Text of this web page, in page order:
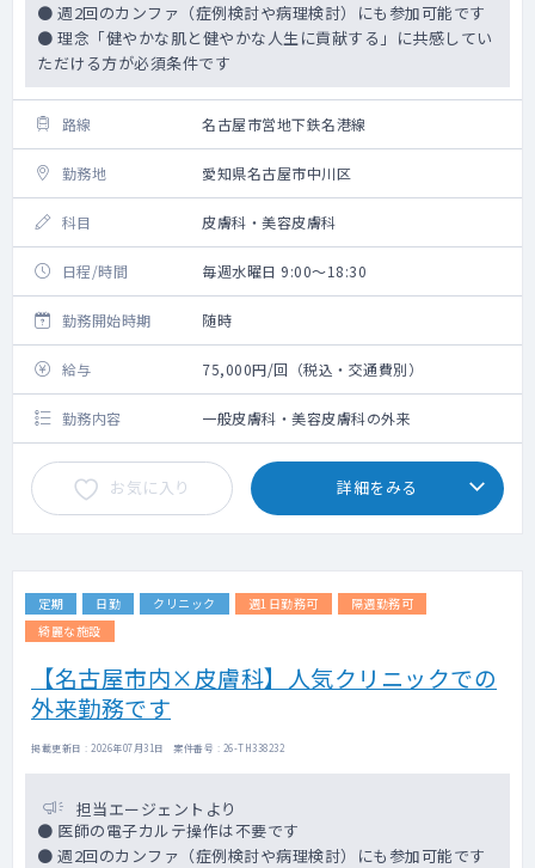
● 週2回のカンファ（症例検討や病理検討）にも参加可能です
● 理念「健やかな肌と健やかな人生に貢献する」に共感してい
ただける方が必須条件です
路線 名古屋市営地下鉄名港線
勤務地 愛知県名古屋市中川区
科目 皮膚科・美容皮膚科
日程/時間 毎週水曜日 9:00～18:30
勤務開始時期 随時
給与 75,000円/回（税込・交通費別）
勤務内容 一般皮膚科・美容皮膚科の外来
お気に入り 詳細をみる
定期 日勤 クリニック 週1日勤務可
隔週勤務可
綺麗な施設
【名古屋市内×皮膚科】人気クリニックでの
外来勤務です
掲載更新日 : 2026年07月31日 案件番号 : 26-TH338232
担当エージェントより
● 医師の電子カルテ操作は不要です
● 週2回のカンファ（症例検討や病理検討）にも参加可能です